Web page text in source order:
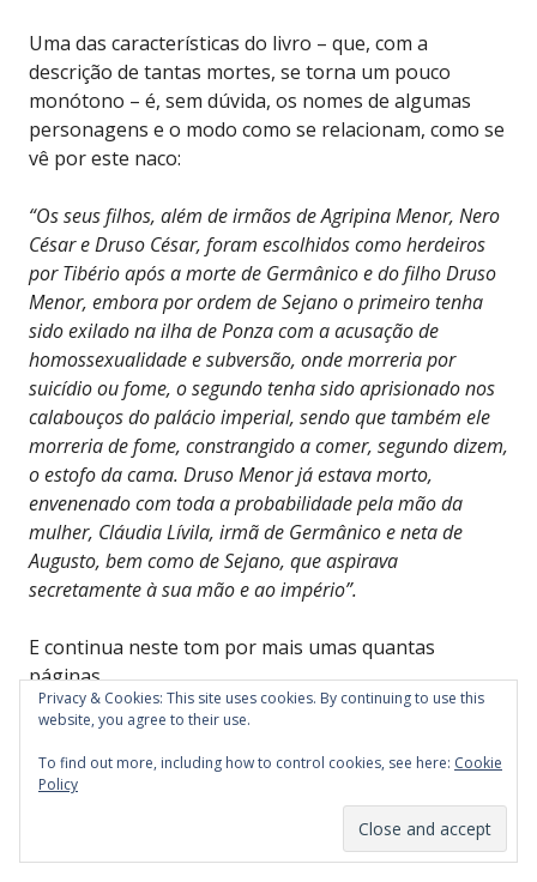
Uma das características do livro – que, com a
descrição de tantas mortes, se torna um pouco
monótono – é, sem dúvida, os nomes de algumas
personagens e o modo como se relacionam, como se
vê por este naco:
“Os seus filhos, além de irmãos de Agripina Menor, Nero
César e Druso César, foram escolhidos como herdeiros
por Tibério após a morte de Germânico e do filho Druso
Menor, embora por ordem de Sejano o primeiro tenha
sido exilado na ilha de Ponza com a acusação de
homossexualidade e subversão, onde morreria por
suicídio ou fome, o segundo tenha sido aprisionado nos
calabouços do palácio imperial, sendo que também ele
morreria de fome, constrangido a comer, segundo dizem,
o estofo da cama. Druso Menor já estava morto,
envenenado com toda a probabilidade pela mão da
mulher, Cláudia Lívila, irmã de Germânico e neta de
Augusto, bem como de Sejano, que aspirava
secretamente à sua mão e ao império”.
E continua neste tom por mais umas quantas
páginas.
Ficamos aliviados quando o livro chega ao fim…
Partilhar:
Privacy & Cookies: This site uses cookies. By continuing to use this
website, you agree to their use.
To find out more, including how to control cookies, see here: Cookie
Policy